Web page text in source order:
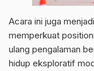
Acara ini juga
memperkuat
ulang pengalaman
hidup eksploratif